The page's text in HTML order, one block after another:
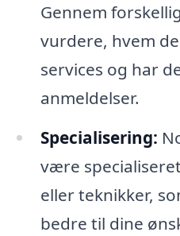
Gennem
vurdere, hvem
services og har
anmeldelser.
Specialisering:
være
eller teknikker,
bedre til dine